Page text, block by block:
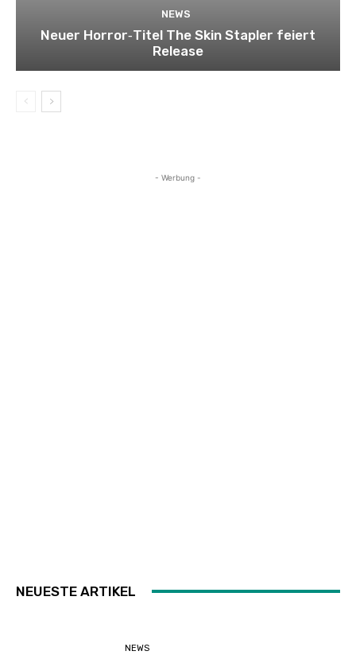
NEWS
Neuer Horror‑Titel The Skin Stapler feiert
Release
- Werbung -
NEUESTE ARTIKEL
NEWS